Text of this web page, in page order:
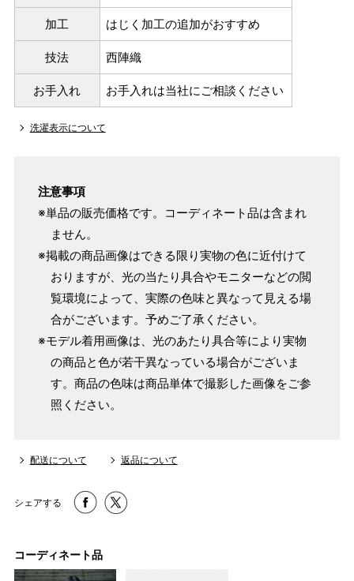
加工 はじく加工の追加がおすすめ
技法 西陣織
お手入れ お手入れは当社にご相談ください
洗濯表示について
注意事項
※単品の販売価格です。コーディネート品は含まれ
ません。
※掲載の商品画像はできる限り実物の色に近付けて
おりますが、光の当たり具合やモニターなどの閲
覧環境によって、実際の色味と異なって見える場
合がございます。予めご了承ください。
※モデル着用画像は、光のあたり具合等により実物
の商品と色が若干異なっている場合がございま
す。商品の色味は商品単体で撮影した画像をご参
照ください。
配送について 返品について
シェアする
コーディネート品